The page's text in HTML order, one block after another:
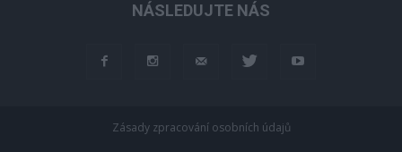
NÁSLEDUJTE NÁS
Zásady zpracování osobních údajů